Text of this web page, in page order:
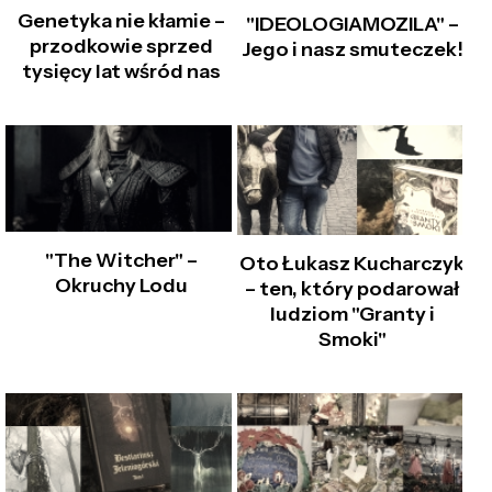
Genetyka nie kłamie –
przodkowie sprzed
tysięcy lat wśród nas
"IDEOLOGIAMOZILA" –
Jego i nasz smuteczek!
"The Witcher" –
Okruchy Lodu
Oto Łukasz Kucharczyk
– ten, który podarował
ludziom "Granty i
Smoki"